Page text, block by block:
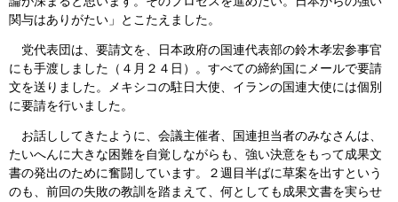
関与はありがたい」とこたえました。
党代表団は、要請文を、日本政府の国連代表部の鈴木孝宏参事官
にも手渡しました（４月２４日）。すべての締約国にメールで要請
文を送りました。メキシコの駐日大使、イランの国連大使には個別
に要請を行いました。
お話ししてきたように、会議主催者、国連担当者のみなさんは、
たいへんに大きな困難を自覚しながらも、強い決意をもって成果文
書の発出のために奮闘しています。２週目半ばに草案を出すという
のも、前回の失敗の教訓を踏まえて、何としても成果文書を実らせ